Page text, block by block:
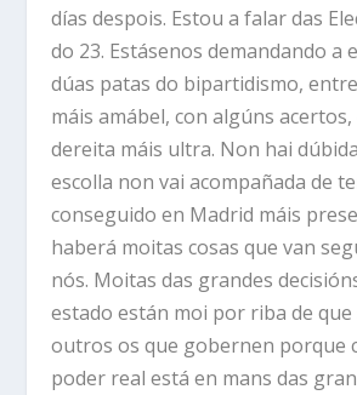
días despois. Estou a falar das
do 23. Estásenos demandando a
dúas patas do bipartidismo,
máis amábel, con algúns
dereita máis ultra. Non hai
escolla non vai acompañada de
conseguido en Madrid máis
haberá moitas cosas que van
nós. Moitas das grandes
estado están moi por riba de
outros os que gobernen porque
poder real está en mans das